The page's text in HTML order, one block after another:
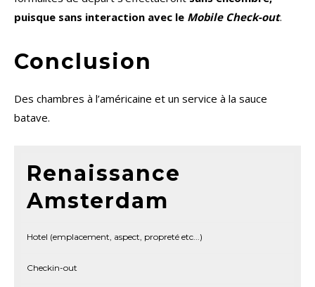
puisque sans interaction avec le Mobile Check-out.
Conclusion
Des chambres à l’américaine et un service à la sauce
batave.
Renaissance
Amsterdam
Hotel (emplacement, aspect, propreté etc...)
Checkin-out